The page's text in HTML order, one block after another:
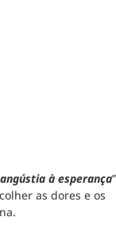
à esperança”
as dores e os